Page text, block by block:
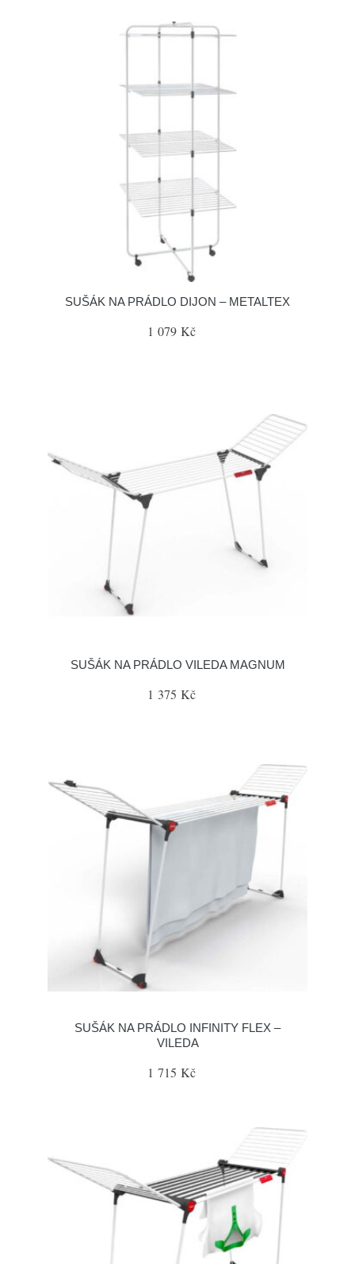
SUŠÁK NA PRÁDLO DIJON – METALTEX
1 079 Kč
SUŠÁK NA PRÁDLO VILEDA MAGNUM
1 375 Kč
SUŠÁK NA PRÁDLO INFINITY FLEX –
VILEDA
1 715 Kč